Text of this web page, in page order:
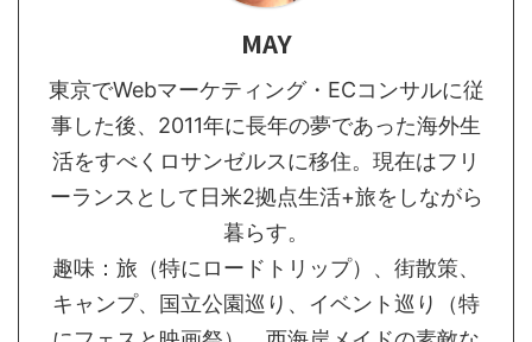
MAY
東京でWebマーケティング・ECコンサルに従
事した後、2011年に長年の夢であった海外生
活をすべくロサンゼルスに移住。現在はフリ
ーランスとして日米2拠点生活+旅をしながら
暮らす。
趣味：旅（特にロードトリップ）、街散策、
キャンプ、国立公園巡り、イベント巡り（特